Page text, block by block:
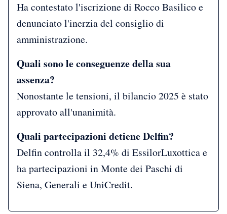
Ha contestato l'iscrizione di Rocco Basilico e
denunciato l'inerzia del consiglio di
amministrazione.
Quali sono le conseguenze della sua
assenza?
Nonostante le tensioni, il bilancio 2025 è stato
approvato all'unanimità.
Quali partecipazioni detiene Delfin?
Delfin controlla il 32,4% di EssilorLuxottica e
ha partecipazioni in Monte dei Paschi di
Siena, Generali e UniCredit.